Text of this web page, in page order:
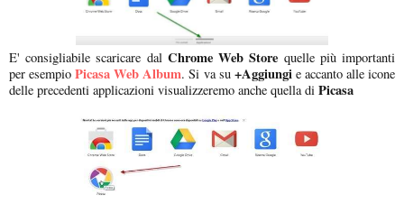
E' consigliabile scaricare dal Chrome Web Store quelle più importanti
per esempio Picasa Web Album. Si va su +Aggiungie accanto alle icone
delle precedenti applicazioni visualizzeremo anche quella di Picasa